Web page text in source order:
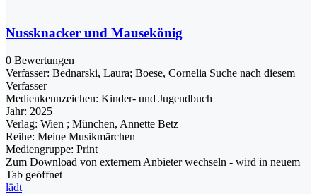
Nussknacker und Mausekönig
0 Bewertungen
Verfasser: Bednarski, Laura; Boese, Cornelia Suche nach diesem
Verfasser
Medienkennzeichen: Kinder- und Jugendbuch
Jahr: 2025
Verlag: Wien ; München, Annette Betz
Reihe: Meine Musikmärchen
Mediengruppe: Print
Zum Download von externem Anbieter wechseln - wird in neuem
Tab geöffnet
lädt